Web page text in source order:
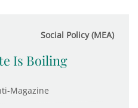
Social Policy (MEA)
Is Boiling
Magazine